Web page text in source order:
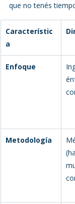
que no tenés
Característic
a
Enfoque
Metodología